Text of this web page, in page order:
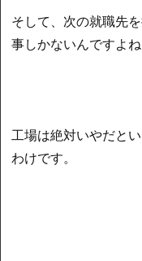
そして、次の就職先
事しかないんですよね
工場は絶対いやだと
わけです。